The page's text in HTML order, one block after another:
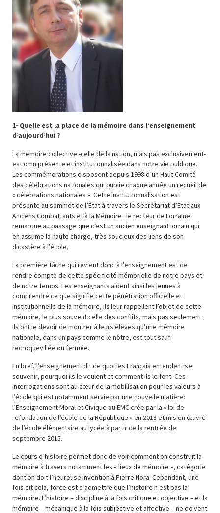
1- Quelle est la place de la mémoire dans l’enseignement
d’aujourd’hui ?
La mémoire collective -celle de la nation, mais pas exclusivement-
est omniprésente et institutionnalisée dans notre vie publique.
Les commémorations disposent depuis 1998 d’un Haut Comité
des célébrations nationales qui publie chaque année un recueil de
« célébrations nationales ». Cette institutionnalisation est
présente au sommet de l’Etat à travers le Secrétariat d’Etat aux
Anciens Combattants et à la Mémoire : le recteur de Lorraine
remarque au passage que c’est un ancien enseignant lorrain qui
en assume la haute charge, très soucieux des liens de son
dicastère à l’école.
La première tâche qui revient donc à l’enseignement est de
rendre compte de cette spécificité mémorielle de notre pays et
de notre temps. Les enseignants aident ainsi les jeunes à
comprendre ce que signifie cette pénétration officielle et
institutionnelle de la mémoire, ils leur rappellent l’objet de cette
mémoire, le plus souvent celle des conflits, mais pas seulement.
Ils ont le devoir de montrer à leurs élèves qu’une mémoire
nationale, dans un pays comme le nôtre, est tout sauf
recroquevillée ou fermée.
En bref, l’enseignement dit de quoi les Français entendent se
souvenir, pourquoi ils le veulent et comment ils le font. Ces
interrogations sont au cœur de la mobilisation pour les valeurs à
l’école qui est notamment servie par une nouvelle matière:
l’Enseignement Moral et Civique ou EMC crée par la « loi de
refondation de l’école de la République » en 2013 et mis en œuvre
de l’école élémentaire au lycée à partir de la rentrée de
septembre 2015.
Le cours d’histoire permet donc de voir comment on construit la
mémoire à travers notamment les « lieux de mémoire », catégorie
dont on doit l’heureuse invention à Pierre Nora. Cependant, une
fois dit cela, force est d’admettre que l’histoire n’est pas la
mémoire. L’histoire – discipline à la fois critique et objective – et la
mémoire – mécanique à la fois subjective et affective – ne doivent